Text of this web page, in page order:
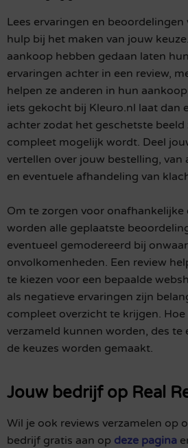
Lees ervaringen en
hulp bij het maken van jouw
aankoop hebben gedaan laten
ervaringen achter in een review,
helpen ze anderen in hun
iets gekocht bij Kleuro.nl laat dan
achter zodat het geschetste
compleet mogelijk wordt. Deel
vertellen over jouw bestelling, van
en eventuele afhandeling van
Om te zorgen voor onafhankelijke
worden alle geplaatste
eventueel gemodereerd bij
onvolkomenheden. Een review
te kiezen voor een bepaalde
als negatieve ervaringen zijn
compleet overzicht te krijgen.
verzameld kunnen worden, des te
de keuzes worden gemaakt.
Jouw bedrijf op Real
Wil je ook reviews verzamelen op
bedrijf gratis aan op deze pagina